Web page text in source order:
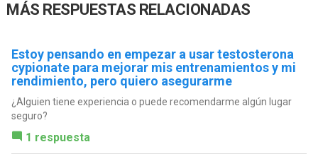
MÁS RESPUESTAS RELACIONADAS
Estoy pensando en empezar a usar testosterona
cypionate para mejorar mis entrenamientos y mi
rendimiento, pero quiero asegurarme
¿Alguien tiene experiencia o puede recomendarme algún lugar
seguro?
1 respuesta